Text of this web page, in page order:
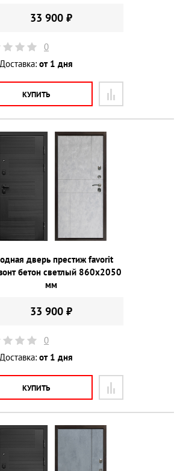
33 900 ₽
0
Доставка: от 1 дня
КУПИТЬ
дверь престиж favorit
бетон светлый 860х2050
мм
33 900 ₽
0
Доставка: от 1 дня
КУПИТЬ